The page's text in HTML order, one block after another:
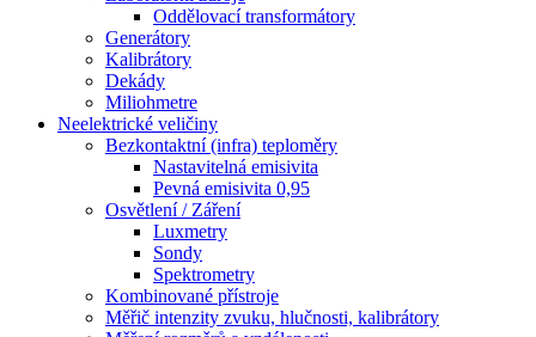
Oddělovací transformátory
Generátory
Kalibrátory
Dekády
Miliohmetre
Neelektrické veličiny
Bezkontaktní (infra) teploměry
Nastavitelná emisivita
Pevná emisivita 0,95
Osvětlení / Záření
Luxmetry
Sondy
Spektrometry
Kombinované přístroje
Měřič intenzity zvuku, hlučnosti, kalibrátory